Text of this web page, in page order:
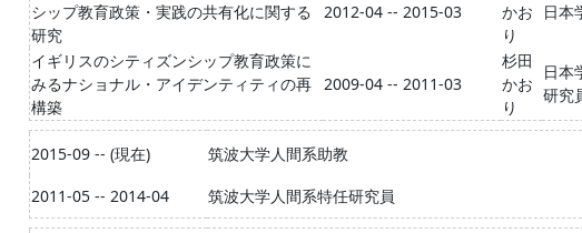
シップ教育政策・実践の共有化に関する
研究
2012-04 -- 2015-03
かお
り
日本
イギリスのシティズンシップ教育政策に
みるナショナル・アイデンティティの再
構築
2009-04 -- 2011-03
杉田
かお
り
日本
研究
2015-09 -- (現在)
筑波大学人間系助教
2011-05 -- 2014-04
筑波大学人間系特任研究員